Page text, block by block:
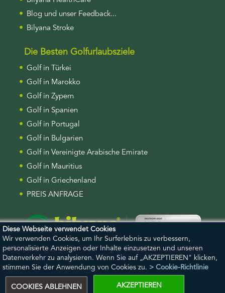
Diese Webseite verwendet Cookies
Wir verwenden Cookies, um Ihr Surferlebnis zu verbessern,
personalisierte Anzeigen oder Inhalte einzusetzen und unseren
Datenverkehr zu analysieren. Wenn Sie auf „AKZEPTIEREN" klicken,
stimmen Sie der Anwendung von Cookies zu. > Cookie-Richtlinie
COOKIES ABLEHNEN AKZEPTIEREN
Blog und unser Feedback...
Bilyana Stroke
Die Besten Golfurlaubsziele
Golf in Türkei
Golf in Marokko
Golf in Zypern
Golf in Spanien
Golf in Portugal
Golf in Bulgarien
Golf in Vereinigte Arabische Emirate
Golf in Mauritius
Golf in Griechenland
PREIS ANFRAGE
Bilyana KI-Assistentin
Ihr KI-Golfassistent